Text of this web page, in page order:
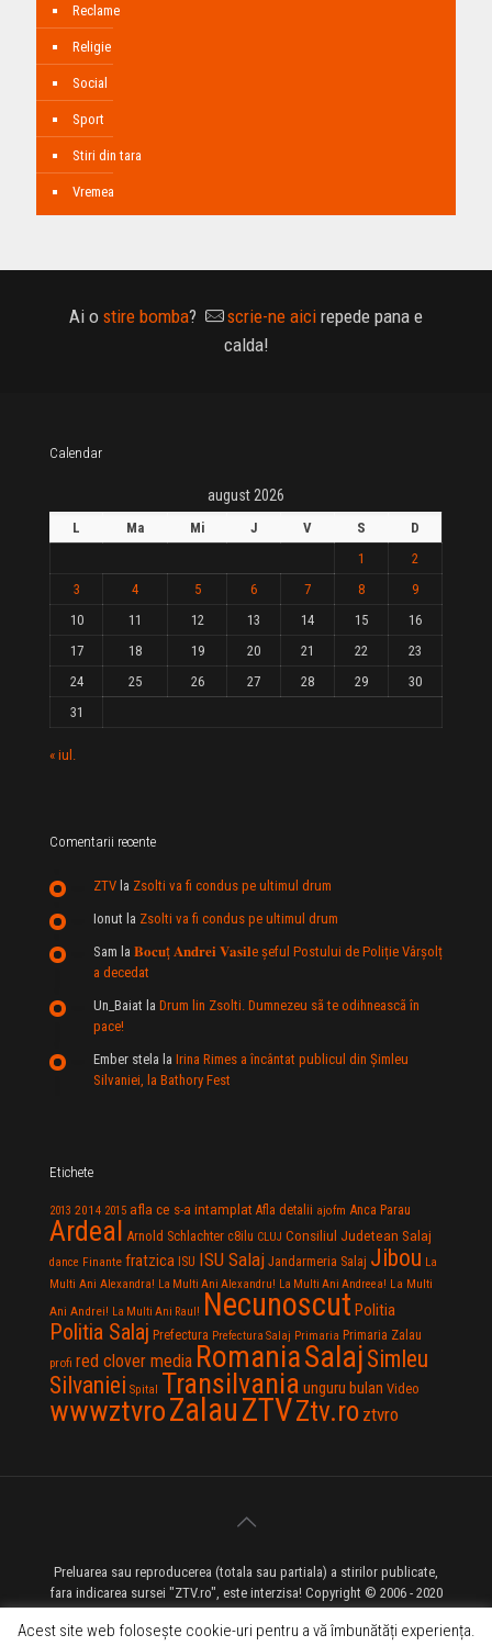
Reclame
Religie
Social
Sport
Stiri din tara
Vremea
Ai o stire bomba? scrie-ne aici repede pana e
calda!
Calendar
august 2026
L Ma Mi J V S
D
1
2
3
4 5 6 7 8
9
10
11 12 13 14 15
16
17
18 19 20 21 22
23
24
25 26 27 28 29
30
31
« iul.
Comentarii recente
ZTV la Zsolti va fi condus pe ultimul drum
Ionut la Zsolti va fi condus pe ultimul drum
Sam la 𝐁𝐨𝐜𝐮ț 𝐀𝐧𝐝𝐫𝐞𝐢 𝐕𝐚𝐬𝐢𝐥e şeful Postului de Poliție Vârșolț
a decedat
Un_Baiat la Drum lin Zsolti. Dumnezeu sã te odihneascã în
pace!
Ember stela la Irina Rimes a încântat publicul din Şimleu
Silvaniei, la Bathory Fest
Etichete
2013 2014 2015 afla ce s-a intamplat Afla detalii ajofm Anca Parau
Ardeal Arnold Schlachter c8ilu CLUJ Consiliul Judetean Salaj
dance Finante fratzica ISU ISU Salaj Jandarmeria Salaj Jibou La
Multi Ani Alexandra! La Multi Ani Alexandru! La Multi Ani Andreea! La Multi
Ani Andrei! La Multi Ani Raul! Necunoscut Politia
Politia Salaj Prefectura Prefectura Salaj Primaria Primaria Zalau
profi red clover media RomaniaSalaj Simleu
Silvaniei Spital Transilvania unguru bulan Video
wwwztvroZalauZTVZtv.ro ztvro
Preluarea sau reproducerea (totala sau partiala) a stirilor publicate,
fara indicarea sursei "ZTV.ro", este interzisa! Copyright © 2006 - 2020
ZTV.ro - Televiziune pe Internet - Zalau TV
Acest site web folosește cookie-uri pentru a vă îmbunătăți experiența.